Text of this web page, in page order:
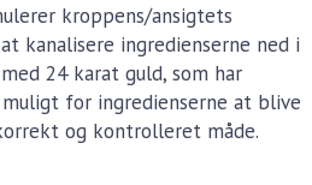
kroppens/ansigtets
kanalisere ingredienserne ned i
24 karat guld, som har
for ingredienserne at blive
og kontrolleret måde.